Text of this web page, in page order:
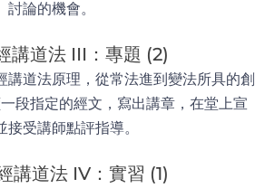
討論的機會。
講道法 III：專題 (2)
講道法原理，從常法進到變法所具的創
段指定的經文，寫出講章，在堂上宣
接受講師點評指導。
講道法 IV：實習 (1)